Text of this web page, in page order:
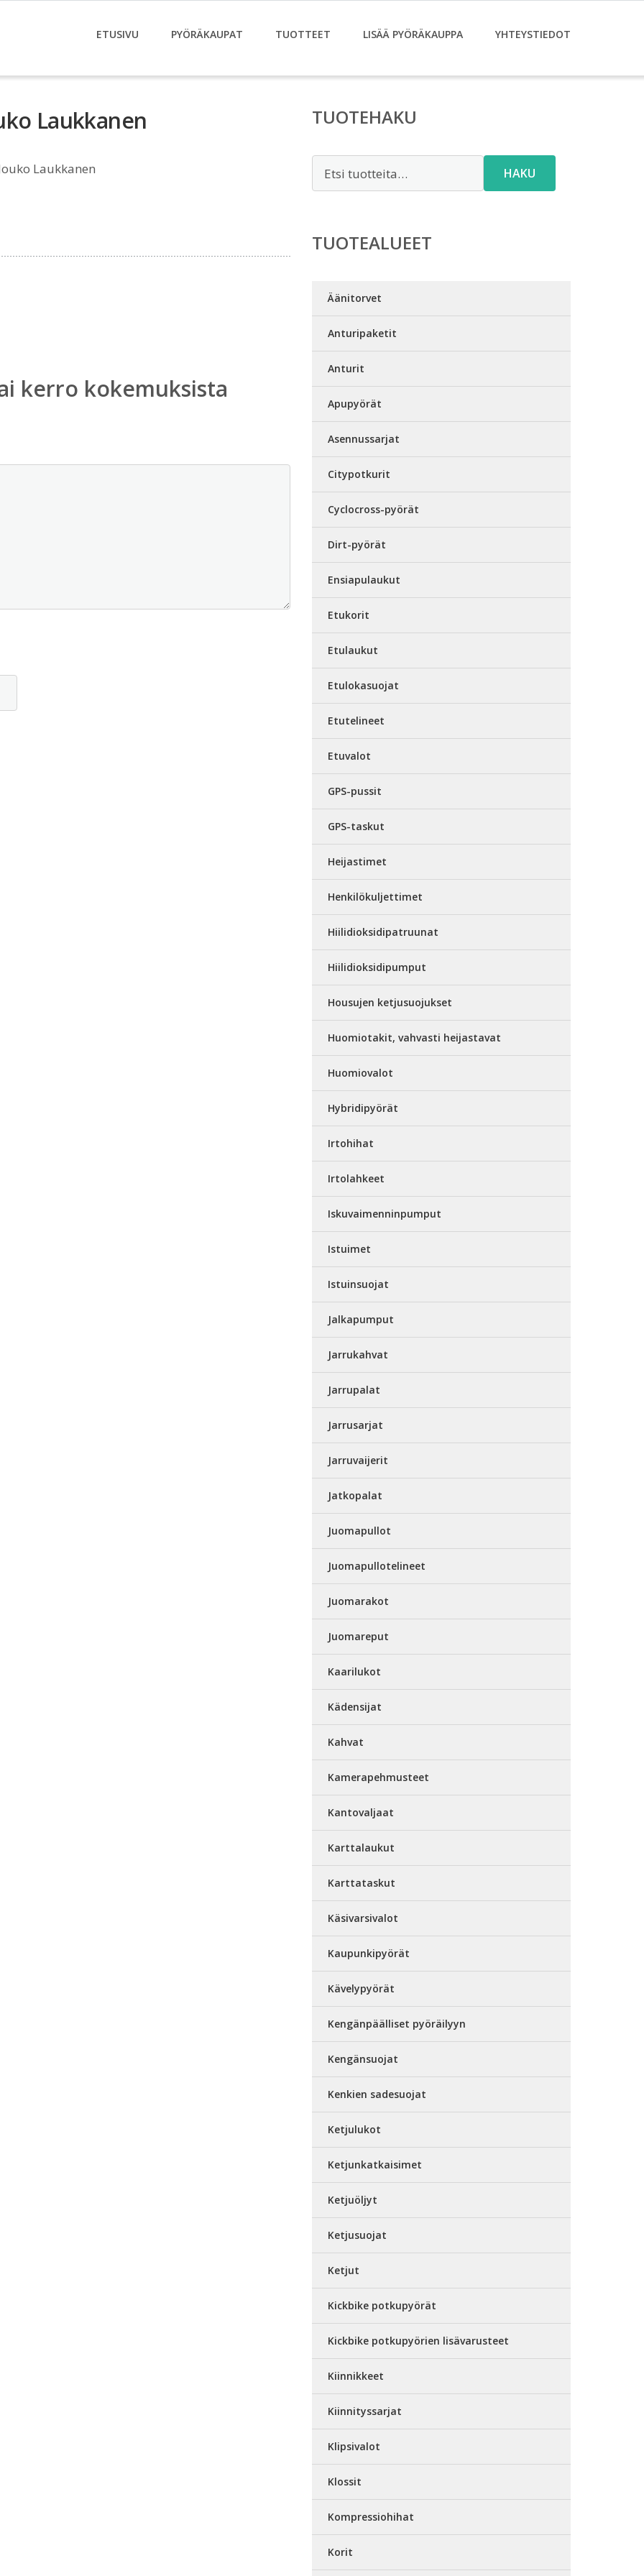
ETUSIVU PYÖRÄKAUPAT TUOTTEET LISÄÄ PYÖRÄKAUPPA YHTEYSTIEDOT
Laukkanen
Laukkanen
kerro kokemuksista
TUOTEHAKU
HAKU
TUOTEALUEET
Äänitorvet
Anturipaketit
Anturit
Apupyörät
Asennussarjat
Citypotkurit
Cyclocross-pyörät
Dirt-pyörät
Ensiapulaukut
Etukorit
Etulaukut
Etulokasuojat
Etutelineet
Etuvalot
GPS-pussit
GPS-taskut
Heijastimet
Henkilökuljettimet
Hiilidioksidipatruunat
Hiilidioksidipumput
Housujen ketjusuojukset
Huomiotakit, vahvasti heijastavat
Huomiovalot
Hybridipyörät
Irtohihat
Irtolahkeet
Iskuvaimenninpumput
Istuimet
Istuinsuojat
Jalkapumput
Jarrukahvat
Jarrupalat
Jarrusarjat
Jarruvaijerit
Jatkopalat
Juomapullot
Juomapullotelineet
Juomarakot
Juomareput
Kaarilukot
Kädensijat
Kahvat
Kamerapehmusteet
Kantovaljaat
Karttalaukut
Karttataskut
Käsivarsivalot
Kaupunkipyörät
Kävelypyörät
Kengänpäälliset pyöräilyyn
Kengänsuojat
Kenkien sadesuojat
Ketjulukot
Ketjunkatkaisimet
Ketjuöljyt
Ketjusuojat
Ketjut
Kickbike potkupyörät
Kickbike potkupyörien lisävarusteet
Kiinnikkeet
Kiinnityssarjat
Klipsivalot
Klossit
Kompressiohihat
Korit